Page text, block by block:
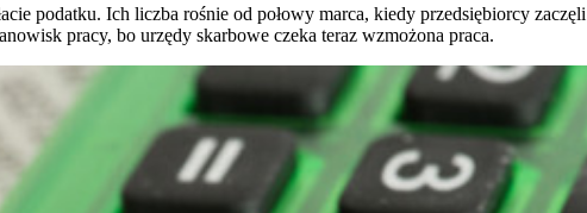
podatku. Ich liczba rośnie od połowy marca, kiedy przedsiębiorcy zaczęli
pracy, bo urzędy skarbowe czeka teraz wzmożona praca.